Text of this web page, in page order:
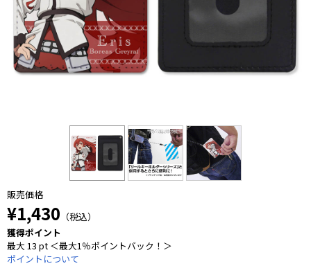
販売価格
¥1,430 （税込）
獲得ポイント
最大 13 pt ＜最大1％ポイントバック！＞
ポイントについて